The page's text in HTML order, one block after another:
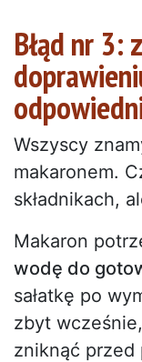
Błąd nr 3:
Wszyscy
makaronem.
składnikach,
Makaron
wodę do
sałatkę po
zbyt
zniknąć przed